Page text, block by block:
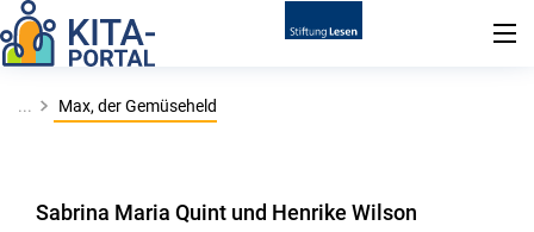
... Max, der Gemüseheld
Sabrina Maria Quint und Henrike Wilson